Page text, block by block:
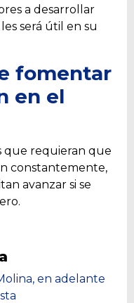
a desarrollar
será útil en su
fomentar
en el
que requieran que
constantemente,
avanzar si se
en adelante